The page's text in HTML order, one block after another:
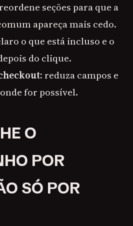
reordene seções para que a
apareça mais cedo.
o que está incluso e o
do clique.
reduza campos e
for possível.
O
POR
SÓ POR